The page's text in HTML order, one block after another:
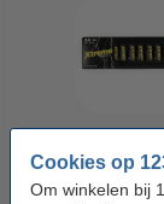
Cookies op
Om winkelen bij
123accu Xtreme
Penlite AA